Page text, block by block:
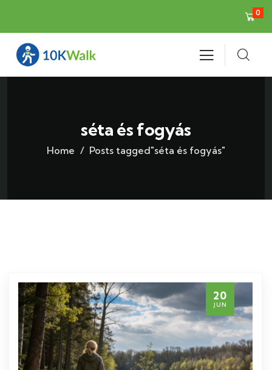
0
séta és fogyás
Home Posts tagged"séta és fogyás"
20
JUN